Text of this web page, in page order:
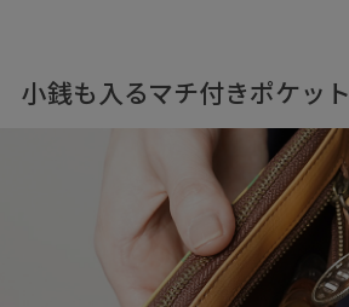
小銭も入るマチ付きポケット